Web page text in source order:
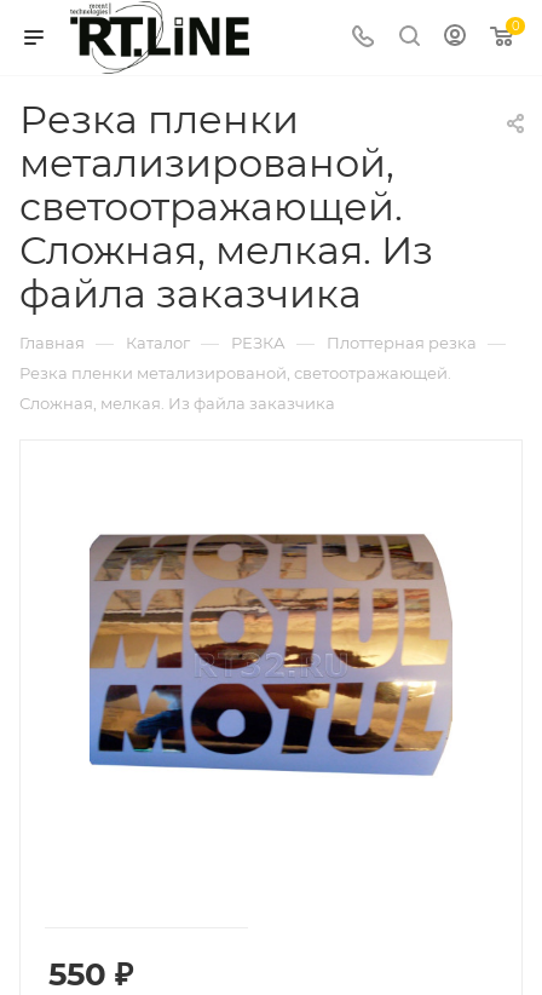
0
Резка пленки
метализированой,
светоотражающей.
Сложная, мелкая. Из
файла заказчика
Главная — Каталог — РЕЗКА — Плоттерная резка —
Резка пленки метализированой, светоотражающей.
Сложная, мелкая. Из файла заказчика
550 ₽